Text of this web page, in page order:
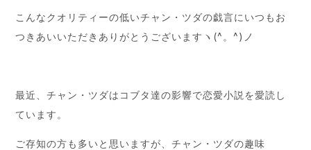
こんなクオリティーの低いチャン・ツダの戯言にいつもお
つきあいいただきありがとうございますヽ(^。^)ノ
最近、チャン・ツダはコブタ達の影響で恋愛小説を愛読し
ています。
ご存知の方も多いと思いますが、チャン・ツダの趣味